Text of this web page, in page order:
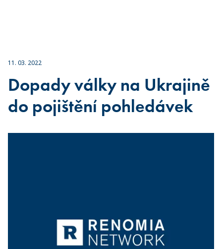
11. 03. 2022
Dopady války na Ukrajině
do pojištění pohledávek